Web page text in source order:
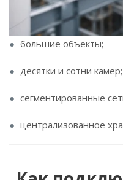
большие объекты;
десятки и сотни камер;
сегментированные
централизованное